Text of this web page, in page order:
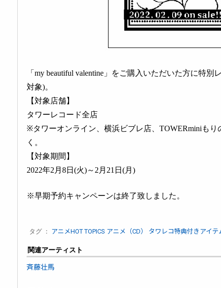
「my beautiful valentine」をご購入いただいた方に特
対象)。
【対象店舗】
タワーレコード全店
※タワーオンライン、横浜ビブレ店、TOWERminiも
く。
【対象期間】
2022年2月8日(火)～2月21日(月)
※早期予約キャンペーンは終了致しました。
タグ ： アニメHOT TOPICS アニメ（CD） タワレコ特典付きアイテ
関連アーティスト
斉藤壮馬